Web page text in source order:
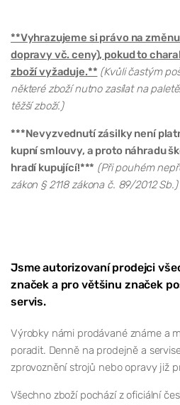
**Vyhrazujeme si právo na
dopravy vč. ceny), pokud to
zboží vyžaduje.** (Kvůli častým
některé zboží nutno zasílat na
těžší zboží.)
***Nevyzvednutí zásilky není
kupní smlouvy, a proto náhradu
hradí kupující!*** (Při pouhém
zákon § 2118 zákona č. 89/2012 Sb.)
Jsme autorizovaní prodejci
značek a pro většinu značek
servis.
Výrobky námi prodávané známe a
poradit. Denně na prodejně a
zprovoznění strojů nebo opravy již
Všechno zboží pochází z oficiální